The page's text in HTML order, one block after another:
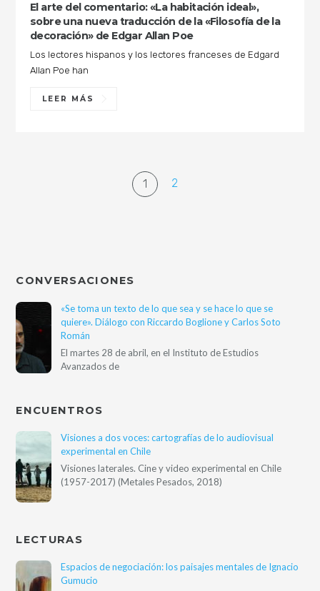
El arte del comentario: «La habitación ideal»,
sobre una nueva traducción de la «Filosofía de la
decoración» de Edgar Allan Poe
Los lectores hispanos y los lectores franceses de Edgard
Allan Poe han
LEER MÁS
1 2
CONVERSACIONES
«Se toma un texto de lo que sea y se hace lo que se
quiere». Diálogo con Riccardo Boglione y Carlos Soto
Román
El martes 28 de abril, en el Instituto de Estudios
Avanzados de
ENCUENTROS
Visiones a dos voces: cartografías de lo audiovisual
experimental en Chile
Visiones laterales. Cine y video experimental en Chile
(1957-2017) (Metales Pesados, 2018)
LECTURAS
Espacios de negociación: los paisajes mentales de Ignacio
Gumucio